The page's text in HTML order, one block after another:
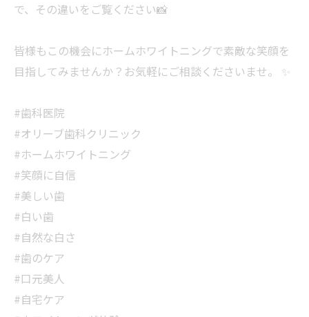
で、その違いをご覧ください📸
皆様もこの機会にホームホワイトニングで素敵な笑顔を
目指してみませんか？お気軽にご相談くださいませ。 ✨
#歯科医院
#オリーブ歯科クリニック
#ホームホワイトニング
#笑顔に自信
#美しい歯
#白い歯
#自然な白さ
#歯のケア
#口元美人
#自宅ケア